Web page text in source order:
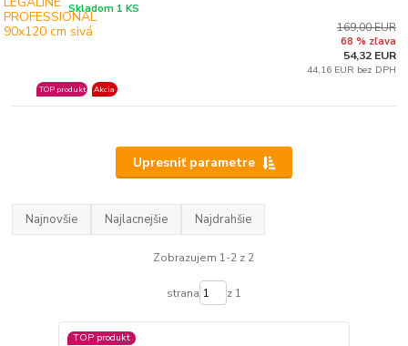
Skladom 1 KS
TOP produkt Akcia
169,00 EUR
68 % zľava
54,32 EUR
44,16 EUR bez DPH
Upresniť parametre
Najnovšie Najlacnejšie Najdrahšie
Zobrazujem 1-2 z 2
strana z 1
TOP produkt